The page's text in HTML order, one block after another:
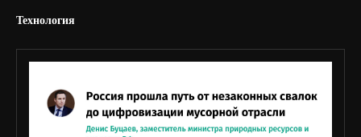
Технология